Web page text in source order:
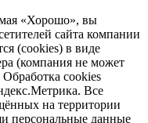
«Хорошо», вы
сайта компании
(cookies) в виде
(компания не может
cookies
Все
на территории
персональные данные